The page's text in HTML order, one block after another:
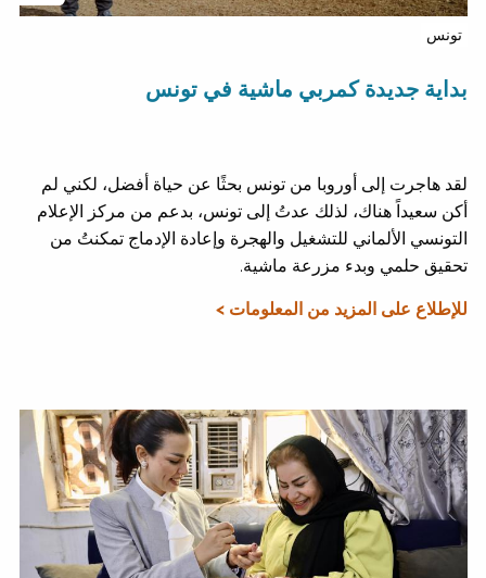
تونس
بداية جديدة كمربي ماشية في تونس
لقد هاجرت إلى أوروبا من تونس بحثًا عن حياة أفضل، لكني لم
أكن سعيداً هناك، لذلك عدتُ إلى تونس، بدعم من مركز الإعلام
التونسي الألماني للتشغيل والهجرة وإعادة الإدماج تمكنتُ من
تحقيق حلمي وبدء مزرعة ماشية.
للإطلاع على المزيد من المعلومات >